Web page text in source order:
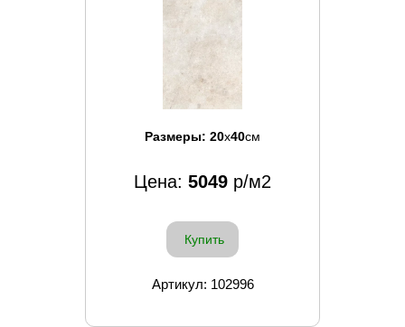
Размеры: 20x40см
Цена: 5049 р/м2
Купить
Артикул: 102996